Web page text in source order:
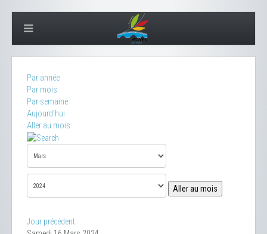
Par année
Par mois
Par semaine
Aujourd'hui
Aller au mois
Aller au mois
Jour précédent